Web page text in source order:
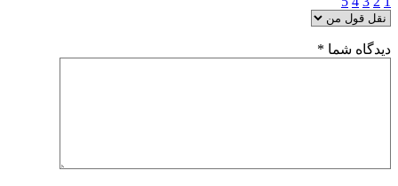
دیدگاه شما *